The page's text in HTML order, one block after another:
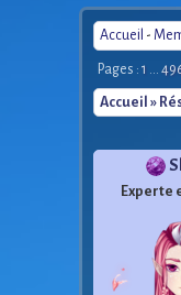
Accueil -
Pages : 1 ...
Accueil »
Experte